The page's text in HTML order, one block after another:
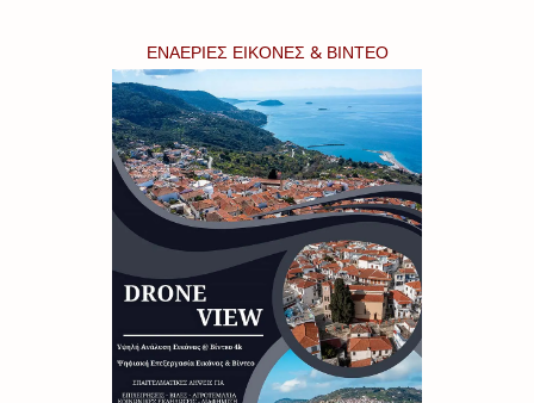
ΕΝΑΕΡΙΕΣ ΕΙΚΟΝΕΣ & ΒΙΝΤΕΟ